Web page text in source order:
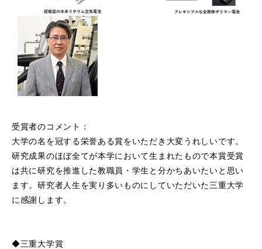
受賞者のコメント：
大学の名を冠する栄誉ある賞をいただき大変うれしいです。
研究成果のほぼ全てが本学において生まれたもので本賞受賞
は共に研究を推進した教職員・学生と分かちあいたいと思い
ます。研究者人生を実り多いものにしていただいた三重大学
に感謝します。
◆三重大学賞